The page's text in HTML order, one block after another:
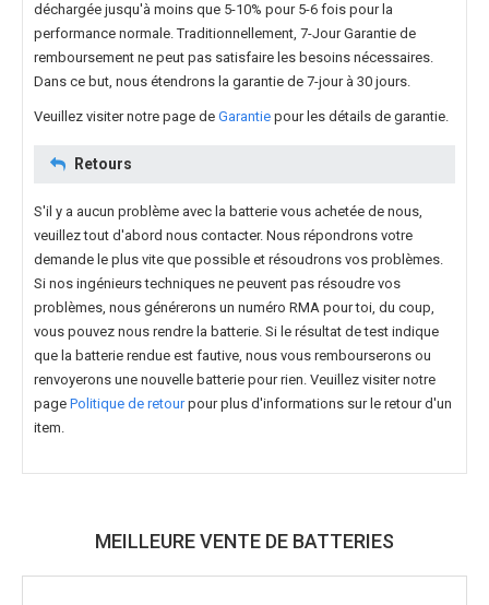
déchargée jusqu'à moins que 5-10% pour 5-6 fois pour la
performance normale. Traditionnellement, 7-Jour Garantie de
remboursement ne peut pas satisfaire les besoins nécessaires.
Dans ce but, nous étendrons la garantie de 7-jour à 30 jours.
Veuillez visiter notre page de Garantie pour les détails de garantie.
Retours
S'il y a aucun problème avec la batterie vous achetée de nous,
veuillez tout d'abord nous contacter. Nous répondrons votre
demande le plus vite que possible et résoudrons vos problèmes.
Si nos ingénieurs techniques ne peuvent pas résoudre vos
problèmes, nous générerons un numéro RMA pour toi, du coup,
vous pouvez nous rendre la batterie. Si le résultat de test indique
que la batterie rendue est fautive, nous vous rembourserons ou
renvoyerons une nouvelle batterie pour rien. Veuillez visiter notre
page Politique de retourpour plus d'informations sur le retour d'un
item.
MEILLEURE VENTE DE BATTERIES